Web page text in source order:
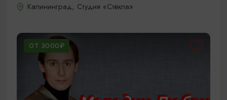
Калининград, Студия «Стёкла»
ОТ 3000₽